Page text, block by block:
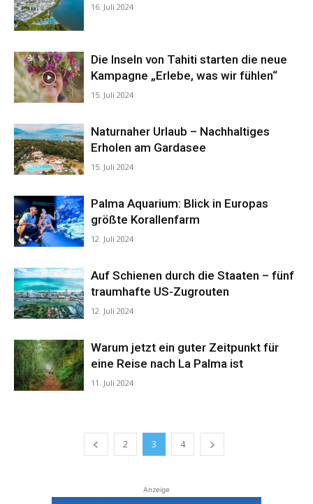
16. Juli 2024
Die Inseln von Tahiti starten die neue
Kampagne „Erlebe, was wir fühlen“
15. Juli 2024
Naturnaher Urlaub – Nachhaltiges
Erholen am Gardasee
15. Juli 2024
Palma Aquarium: Blick in Europas
größte Korallenfarm
12. Juli 2024
Auf Schienen durch die Staaten – fünf
traumhafte US-Zugrouten
12. Juli 2024
Warum jetzt ein guter Zeitpunkt für
eine Reise nach La Palma ist
11. Juli 2024
2 3 4
Anzeige